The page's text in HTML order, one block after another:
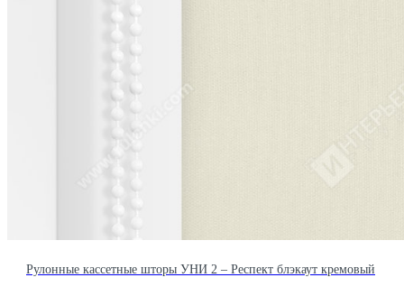
Рулонные кассетные шторы УНИ 2 – Респект блэкаут кремовый